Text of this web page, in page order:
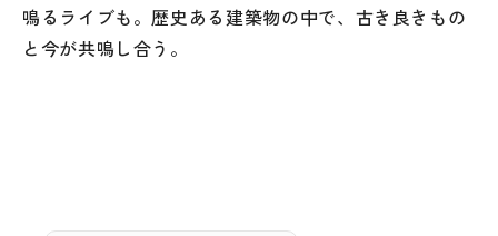
鳴るライブも。歴史ある建築物の中で、古き良きもの
と今が共鳴し合う。